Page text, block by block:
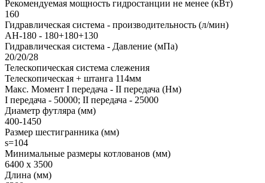
Рекомендуемая мощность гидростанции не менее (кВт)
160
Гидравлическая система - производительность (л/мин)
АН-180 - 180+180+130
Гидравлическая система - Давление (мПа)
20/20/28
Телескопическая система слежения
Телескопическая + штанга 114мм
Макс. Момент I передача - II передача (Нм)
I передача - 50000; II передача - 25000
Диаметр футляра (мм)
400-1450
Размер шестигранника (мм)
s=104
Минимальные размеры котлованов (мм)
6400 х 3500
Длина (мм)